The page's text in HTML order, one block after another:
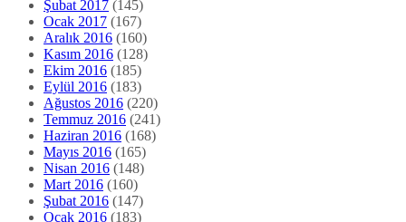
Şubat 2017 (145)
Ocak 2017 (167)
Aralık 2016 (160)
Kasım 2016 (128)
Ekim 2016 (185)
Eylül 2016 (183)
Ağustos 2016 (220)
Temmuz 2016 (241)
Haziran 2016 (168)
Mayıs 2016 (165)
Nisan 2016 (148)
Mart 2016 (160)
Şubat 2016 (147)
Ocak 2016 (183)